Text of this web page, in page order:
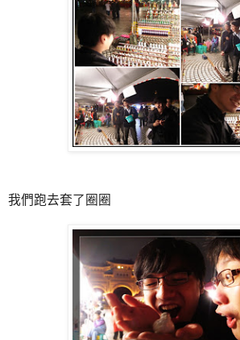
我們跑去套了圈圈